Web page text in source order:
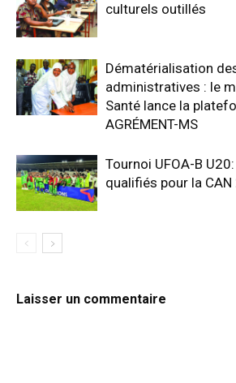
culturels outillés
Dématérialisation
administratives : le
Santé lance la
AGRÉMENT-MS
Tournoi UFOA-B
qualifiés pour la
Laisser un commentaire